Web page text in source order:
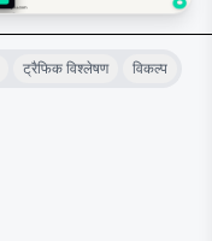
ट्रैफिक विश्लेषण विकल्प